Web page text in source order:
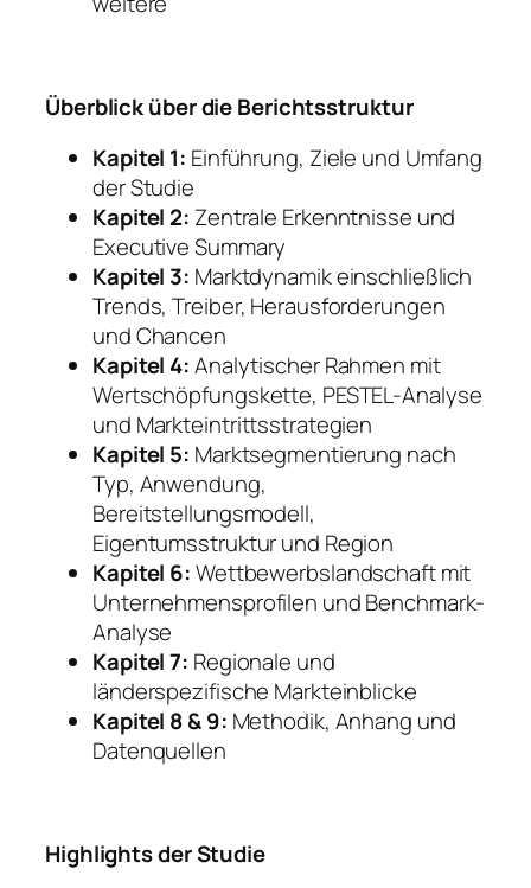
Überblick über die Berichtsstruktur
Kapitel 1: Einführung, Ziele und Umfang
der Studie
Kapitel 2: Zentrale Erkenntnisse und
Executive Summary
Kapitel 3: Marktdynamik einschließlich
Trends, Treiber, Herausforderungen
und Chancen
Kapitel 4:Analytischer Rahmen mit
Wertschöpfungskette, PESTEL-Analyse
und Markteintrittsstrategien
Kapitel 5: Marktsegmentierung nach
Typ, Anwendung,
Bereitstellungsmodell,
Eigentumsstruktur und Region
Kapitel 6:Wettbewerbslandschaft mit
Unternehmensprofilen und Benchmark-
Analyse
Kapitel 7: Regionale und
länderspezifische Markteinblicke
Kapitel 8 & 9: Methodik, Anhang und
Datenquellen
Highlights der Studie